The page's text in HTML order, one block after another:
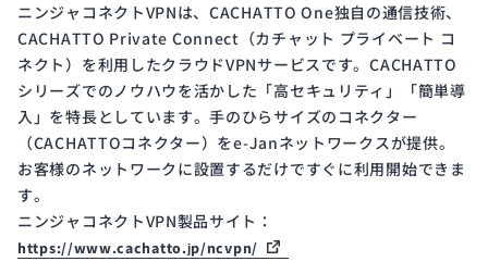
ニンジャコネクトVPNは、CACHATTO One独自の通信技術、
CACHATTO Private Connect（カチャット プライベート コ
ネクト）を利用したクラウドVPNサービスです。CACHATTO
シリーズでのノウハウを活かした「高セキュリティ」「簡単導
入」を特長としています。手のひらサイズのコネクター
（CACHATTOコネクター）をe-Janネットワークスが提供。
お客様のネットワークに設置するだけですぐに利用開始できま
す。
ニンジャコネクトVPN製品サイト：
https://www.cachatto.jp/ncvpn/